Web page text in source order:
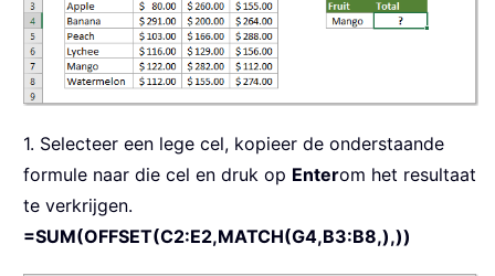
1. Selecteer een lege cel, kopieer de onderstaande
formule naar die cel en druk op Enterom het resultaat
te verkrijgen.
=SUM(OFFSET(C2:E2,MATCH(G4,B3:B8,),))